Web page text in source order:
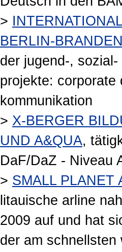
>
BERLIN-
der jugend-,
projekte: corporate
kommunikation
> X-BERGER
UND A&QUA,
DaF/DaZ - Niveau
> SMALL PLANET
litauische arline
2009 auf und hat
der am schnellsten